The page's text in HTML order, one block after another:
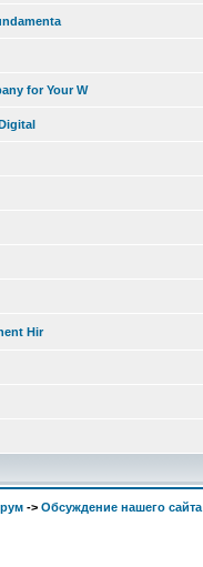
for Your W
Hir
-> Обсуждение нашего сайта